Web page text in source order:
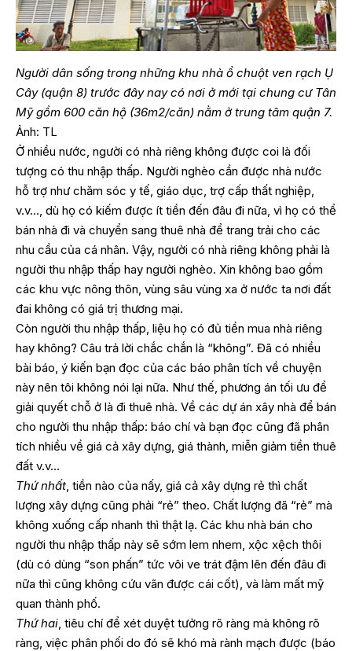
Người dân sống trong những khu nhà ổ chuột ven rạch Ụ
Cây (quận 8) trước đây nay có nơi ở mới tại chung cư Tân
Mỹ gồm 600 căn hộ (36m2/căn) nằm ở trung tâm quận 7.
Ảnh: TL
Ở nhiều nước, người có nhà riêng không được coi là đối
tượng có thu nhập thấp. Người nghèo cần được nhà nước
hỗ trợ như chăm sóc y tế, giáo dục, trợ cấp thất nghiệp,
v.v…, dù họ có kiếm được ít tiền đến đâu đi nữa, vì họ có thể
bán nhà đi và chuyển sang thuê nhà để trang trải cho các
nhu cầu của cá nhân. Vậy, người có nhà riêng không phải là
người thu nhập thấp hay người nghèo. Xin không bao gồm
các khu vực nông thôn, vùng sâu vùng xa ở nước ta nơi đất
đai không có giá trị thương mại.
Còn người thu nhập thấp, liệu họ có đủ tiền mua nhà riêng
hay không? Câu trả lời chắc chắn là “không”. Đã có nhiều
bài báo, ý kiến bạn đọc của các báo phân tích về chuyện
này nên tôi không nói lại nữa. Như thế, phương án tối ưu để
giải quyết chỗ ở là đi thuê nhà. Về các dự án xây nhà để bán
cho người thu nhập thấp: báo chí và bạn đọc cũng đã phân
tích nhiều về giá cả xây dựng, giá thành, miễn giảm tiền thuê
đất v.v…
Thứ nhất, tiền nào của nấy, giá cả xây dựng rẻ thì chất
lượng xây dựng cũng phải “rẻ” theo. Chất lượng đã “rẻ” mà
không xuống cấp nhanh thì thật lạ. Các khu nhà bán cho
người thu nhập thấp này sẽ sớm lem nhem, xộc xệch thôi
(dù có dùng “son phấn” tức vôi ve trát đậm lên đến đâu đi
nữa thì cũng không cứu vãn được cái cốt), và làm mất mỹ
quan thành phố.
Thứ hai, tiêu chí để xét duyệt tưởng rõ ràng mà không rõ
ràng, việc phân phối do đó sẽ khó mà rành mạch được (báo